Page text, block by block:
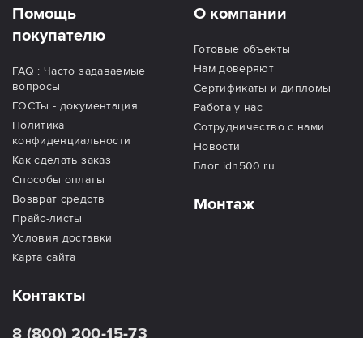
Помощь
покупателю
FAQ : Часто задаваемые
вопросы
ГОСТы - документация
Политика
конфиденциальности
Как сделать заказ
Способы оплаты
Возврат средств
Прайс-листы
Условия доставки
Карта сайта
О компании
Готовые объекты
Нам доверяют
Сертификаты и дипломы
Работа у нас
Сотрудничество с нами
Новости
Блог idn500.ru
Монтаж
Контакты
8 (800) 200-15-73